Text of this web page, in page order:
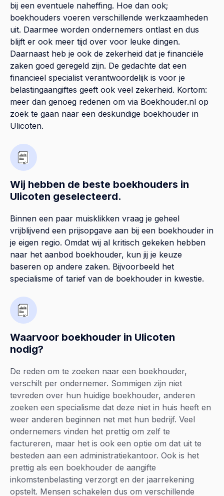
bij een eventuele naheffing. Hoe dan ook;
boekhouders voeren verschillende werkzaamheden
uit. Daarmee worden ondernemers ontlast en dus
blijft er ook meer tijd over voor leuke dingen.
Daarnaast heb je ook de zekerheid dat je financiële
zaken goed geregeld zijn. De gedachte dat een
financieel specialist verantwoordelijk is voor je
belastingaangiftes geeft ook veel zekerheid. Kortom:
meer dan genoeg redenen om via Boekhouder.nl op
zoek te gaan naar een deskundige boekhouder in
Ulicoten.
Wij hebben de beste boekhouders in
Ulicoten geselecteerd.
Binnen een paar muisklikken vraag je geheel
vrijblijvend een prijsopgave aan bij een boekhouder in
je eigen regio. Omdat wij al kritisch gekeken hebben
naar het aanbod boekhouder, kun jij je keuze
baseren op andere zaken. Bijvoorbeeld het
specialisme of tarief van de boekhouder in kwestie.
Waarvoor boekhouder in Ulicoten
nodig?
De reden om te zoeken naar een boekhouder,
verschilt per ondernemer. Sommigen zijn niet
tevreden over hun huidige boekhouder, anderen
zoeken een specialisme dat deze niet in huis heeft en
weer anderen beginnen net met hun bedrijf. Veel
ondernemers vinden het prettig om zelf te
factureren, maar het is ook een optie om dat uit te
besteden aan een administratiekantoor. Ook is het
prettig als een boekhouder de aangifte
inkomstenbelasting verzorgt en der jaarrekening
opstelt. Mensen schakelen dus om verschillende